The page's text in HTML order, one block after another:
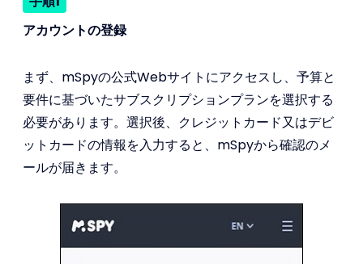
アカウントの登録
まず、mSpyの公式Webサイトにアクセスし、予算と
要件に基づいたサブスクリプションプランを選択する
必要があります。選択後、クレジットカード又はデビ
ットカードの情報を入力すると、mSpyから確認のメ
ールが届きます。